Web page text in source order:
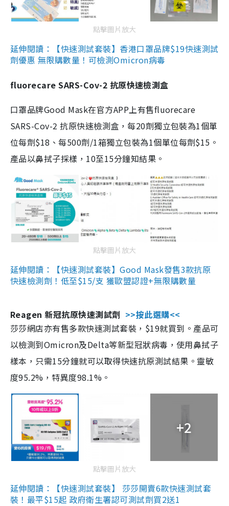
點擊圖片放大
延伸閱讀：【快速測試套裝】香港口罩品牌$19快速測試
劑優惠 無限購數量！可檢測Omicron病毒
fluorecare SARS-Cov-2 抗原快速檢測盒
口罩品牌Good Mask在官方APP上有售fluorecare
SARS-Cov-2 抗原快速檢測盒，每20劑獨立包裝為1個單
位每劑$18、每500劑/1箱獨立包裝為1個單位每劑$15。
產品以鼻拭子採樣，10至15分鐘知結果。
點擊圖片放大
延伸閱讀：【快速測試套裝】Good Mask發售3款抗原
快速檢測劑！低至$15/支 獲歐盟認證+無限購數量
Reagen 新冠抗原快速測試劑 >>按此選購<<
莎莎網店亦有售多款快速測試套裝，$19就買到。產品可
以檢測到Omicron及Delta等新型冠狀病毒，使用鼻拭子
樣本，只需15分鐘就可以取得快速抗原測試結果。靈敏
度95.2%，特異度98.1%。
+2
點擊圖片放大
延伸閱讀：【快速測試套裝】 莎莎開賣6款快速測試套
裝！最平$15起 政府衛生署認可測試劑買2送1